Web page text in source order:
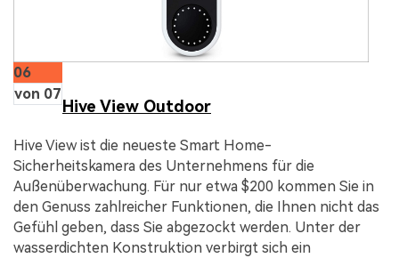
06
von 07
Hive View Outdoor
Hive View ist die neueste Smart Home-
Sicherheitskamera des Unternehmens für die
Außenüberwachung. Für nur etwa $200 kommen Sie in
den Genuss zahlreicher Funktionen, die Ihnen nicht das
Gefühl geben, dass Sie abgezockt werden. Unter der
wasserdichten Konstruktion verbirgt sich ein